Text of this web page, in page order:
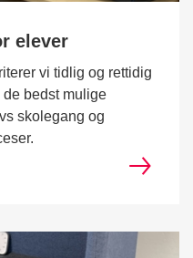
elever
vi tidlig og rettidig
bedst mulige
skolegang og